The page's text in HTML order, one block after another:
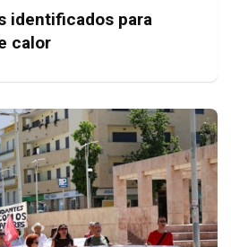
identificados para
calor